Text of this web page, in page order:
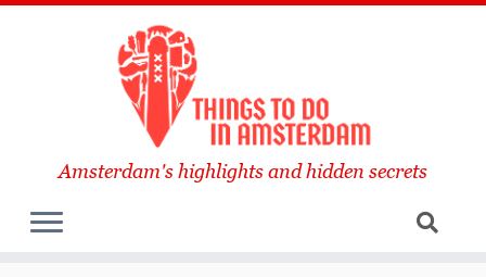
Amsterdam's highlights and hidden secrets